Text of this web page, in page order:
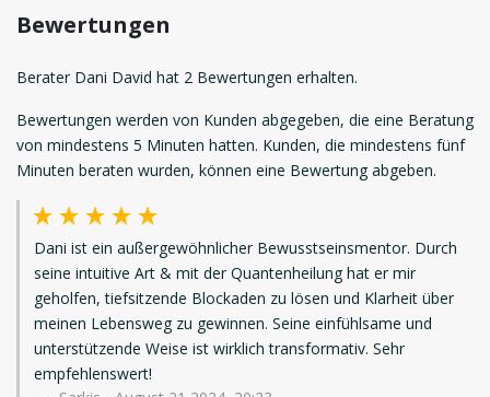
Bewertungen
Berater Dani David hat 2 Bewertungen erhalten.
Bewertungen werden von Kunden abgegeben, die eine Beratung
von mindestens 5 Minuten hatten. Kunden, die mindestens fünf
Minuten beraten wurden, können eine Bewertung abgeben.
Dani ist ein außergewöhnlicher Bewusstseinsmentor. Durch
seine intuitive Art & mit der Quantenheilung hat er mir
geholfen, tiefsitzende Blockaden zu lösen und Klarheit über
meinen Lebensweg zu gewinnen. Seine einfühlsame und
unterstützende Weise ist wirklich transformativ. Sehr
empfehlenswert!